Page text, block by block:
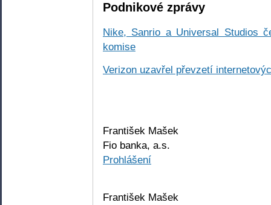
Podnikové zprávy
Nike, Sanrio a Universal Studios
komise
Verizon uzavřel převzetí
František Mašek
Fio banka, a.s.
Prohlášení
František Mašek